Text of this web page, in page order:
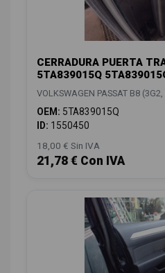
CERRADURA PUERTA
5TA839015Q
VOLKSWAGEN PASSAT B8
OEM: 5TA839015Q
ID: 1550450
18,00 € Sin IVA
21,78 € Con IVA